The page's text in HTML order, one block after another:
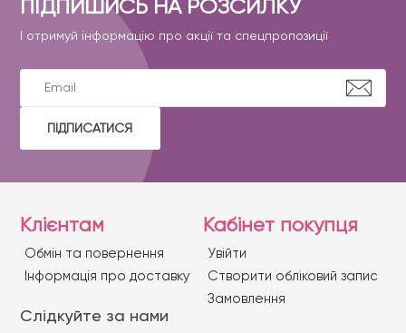
ПІДПИШИСЬ НА РОЗСИЛКУ
І отримуй інформацію про акції та спецпропозиції
ПІДПИСАТИСЯ
Клієнтам
Обмін та повернення
Iнформація про доставку
Слідкуйте за нами
Кабінет покупця
Увійти
Створити обліковий запис
Замовлення